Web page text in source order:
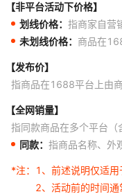
【非平台活动下价格】
划线价格： 指商家自营
未划线价格： 商品在
【发布价】
指商品在1688平台上由
【全网销量】
指同款商品在多个平台（
同款： 指商品名称、外
*注：
1、前述说明仅适用
2、活动前的时间